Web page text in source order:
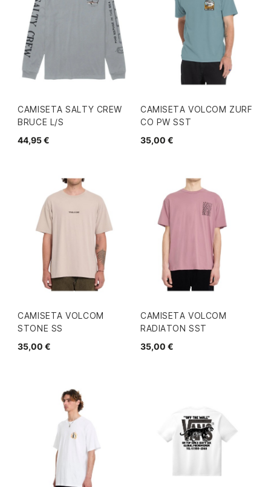
CAMISETA SALTY CREW
BRUCE L/S
44,95 €
CAMISETA VOLCOM ZURF
CO PW SST
35,00 €
CAMISETA VOLCOM
STONE SS
35,00 €
CAMISETA VOLCOM
RADIATON SST
35,00 €